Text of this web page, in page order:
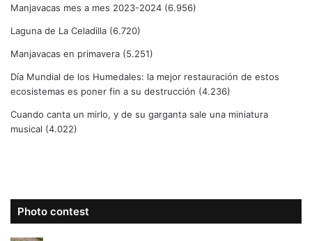
Manjavacas mes a mes 2023-2024 (6.956)
Laguna de La Celadilla (6.720)
Manjavacas en primavera (5.251)
Día Mundial de los Humedales: la mejor restauración de estos
ecosistemas es poner fin a su destrucción (4.236)
Cuando canta un mirlo, y de su garganta sale una miniatura
musical (4.022)
Photo contest